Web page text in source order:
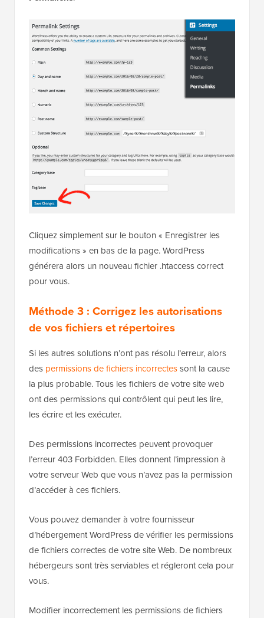
Cliquez simplement sur le bouton « Enregistrer les
modifications » en bas de la page. WordPress
générera alors un nouveau fichier .htaccess correct
pour vous.
Méthode 3 : Corrigez les autorisations
de vos fichiers et répertoires
Si les autres solutions n’ont pas résolu l’erreur, alors
des permissions de fichiers incorrectessont la cause
la plus probable. Tous les fichiers de votre site web
ont des permissions qui contrôlent qui peut les lire,
les écrire et les exécuter.
Des permissions incorrectes peuvent provoquer
l’erreur 403 Forbidden. Elles donnent l’impression à
votre serveur Web que vous n’avez pas la permission
d’accéder à ces fichiers.
Vous pouvez demander à votre fournisseur
d’hébergement WordPress de vérifier les permissions
de fichiers correctes de votre site Web. De nombreux
hébergeurs sont très serviables et régleront cela pour
vous.
Modifier incorrectement les permissions de fichiers